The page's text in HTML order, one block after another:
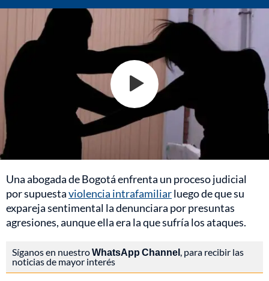
Una abogada de Bogotá enfrenta un proceso judicial
por supuestaviolencia intrafamiliarluego de que su
expareja sentimental la denunciara por presuntas
agresiones, aunque ella era la que sufría los ataques.
Síganos en nuestroWhatsApp Channel , para recibir las
noticias de mayor interés